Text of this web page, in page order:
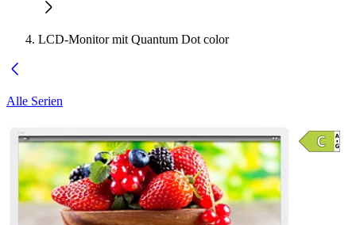
LCD-Monitor mit Quantum Dot color
Alle Serien